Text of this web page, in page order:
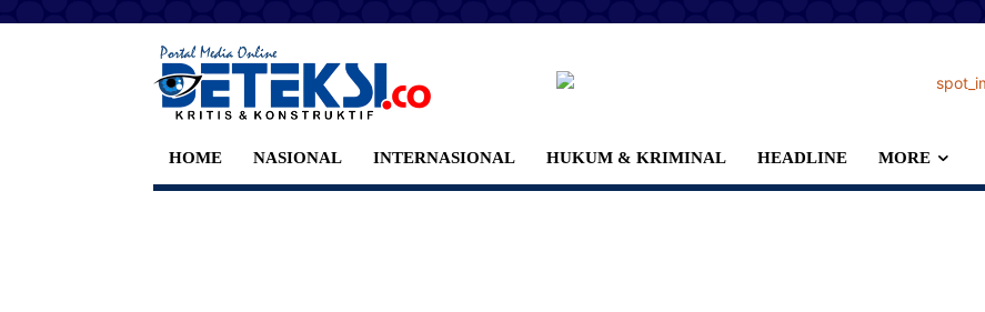
HOME NASIONAL INTERNASIONAL HUKUM & KRIMINAL HEADLINE MORE